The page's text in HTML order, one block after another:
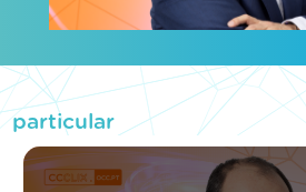
particular